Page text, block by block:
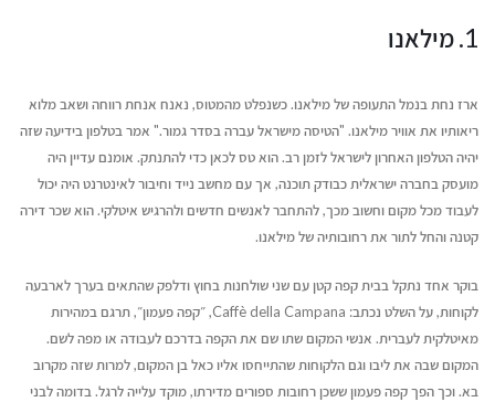
1. מילאנו
ארז נחת בנמל התעופה של מילאנו. כשנפלט מהמטוס, נאנח אנחת רווחה ושאב מלוא
ריאותיו את אוויר מילאנו. "הטיסה מישראל עברה בסדר גמור." אמר בטלפון בידיעה שזה
יהיה הטלפון האחרון לישראל לזמן רב. הוא טס לכאן כדי להתנתק. אומנם עדיין היה
מועסק בחברה ישראלית כבודק תוכנה, אך עם מחשב נייד וחיבור לאינטרנט היה יכול
לעבוד מכל מקום וחשוב מכך, להתחבר לאנשים חדשים ולהרגיש איטלקי. הוא שכר דירה
קטנה והחל לתור את רחובותיה של מילאנו.
בוקר אחד נתקל בבית קפה קטן עם שני שולחנות בחוץ ודלפק שהתאים בערך לארבעה
לקוחות, על השלט נכתב: Caffè della Campana, ״קפה פעמון״, תרגם במהירות
מאיטלקית לעברית. אנשי המקום שתו שם את הקפה בדרכם לעבודה או מפה לשם.
המקום שבה את ליבו וגם הלקוחות שהתייחסו אליו כאל בן המקום, למרות שזה מקרוב
בא. וכך הפך קפה פעמון ששכן רחובות ספורים מדירתו, מוקד עלייה לרגל. בדומה לבני